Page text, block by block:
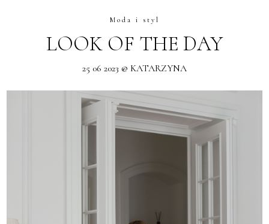
Moda i styl
LOOK OF THE DAY
25 06 2023 @ KATARZYNA